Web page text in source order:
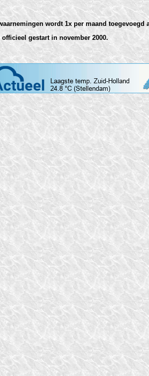
wordt 1x per maand toegevoegd
gestart in november 2000.